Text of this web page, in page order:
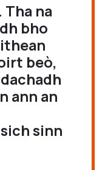
na
bho
beò,
ann an
sinn